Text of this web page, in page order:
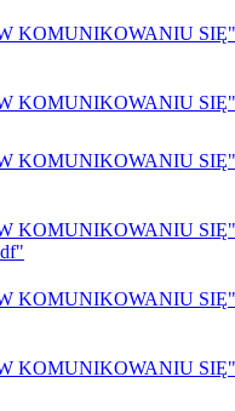
SIĘ",
SIĘ",
SIĘ",
SIĘ",
SIĘ",
SIĘ",